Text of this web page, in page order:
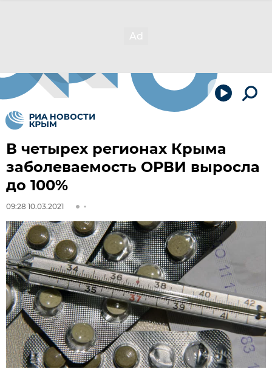
В четырех регионах Крыма
заболеваемость ОРВИ выросла
до 100%
09:28 10.03.2021